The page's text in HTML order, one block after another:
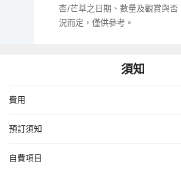
杏/芒草之日期、數量及觀賞與
況而定，僅供參考。
須知
費用
預訂須知
自費項目